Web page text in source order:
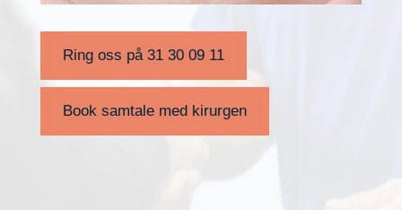
Ring oss på 31 30 09 11
Book samtale med kirurgen